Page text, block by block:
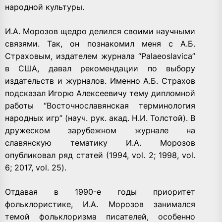
народной культуры.
И.А. Морозов щедро делился своими научными
связями. Так, он познакомил меня с А.Б.
Страховым, издателем журнала “Palaeoslavica”
в США, давал рекомендации по выбору
издательств и журналов. Именно А.Б. Страхов
подсказал Игорю Алексеевичу тему дипломной
работы “Восточнославянская терминология
народных игр” (науч. рук. акад. Н.И. Толстой). В
дружеском зарубежном журнале на
славянскую тематику И.А. Морозов
опубликовал ряд статей (1994, vol. 2; 1998, vol.
6; 2017, vol. 25).
Отдавая в 1990-е годы приоритет
фольклористике, И.А. Морозов занимался
темой фольклоризма писателей, особенно